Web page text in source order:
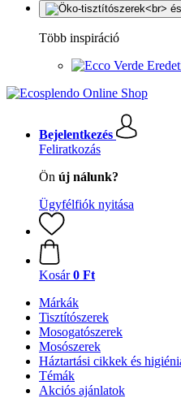
Több inspiráció
Bejelentkezés
Feliratkozás
Ön új nálunk?
Ügyfélfiók nyitása
Kosár 0 Ft
Márkák
Tisztítószerek
Mosogatószerek
Mosószerek
Háztartási cikkek és
Témák
Akciós ajánlatok